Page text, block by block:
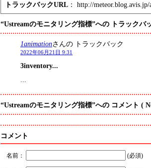
トラックバックURL ： http://
“Ustreamのモニタリング指標”への トラックバ
1animationさんの トラックバック
2022年06月21日 9:31
3inventory...
...
“Ustreamのモニタリング指標”への コメント (
コメント
名前： (必須)